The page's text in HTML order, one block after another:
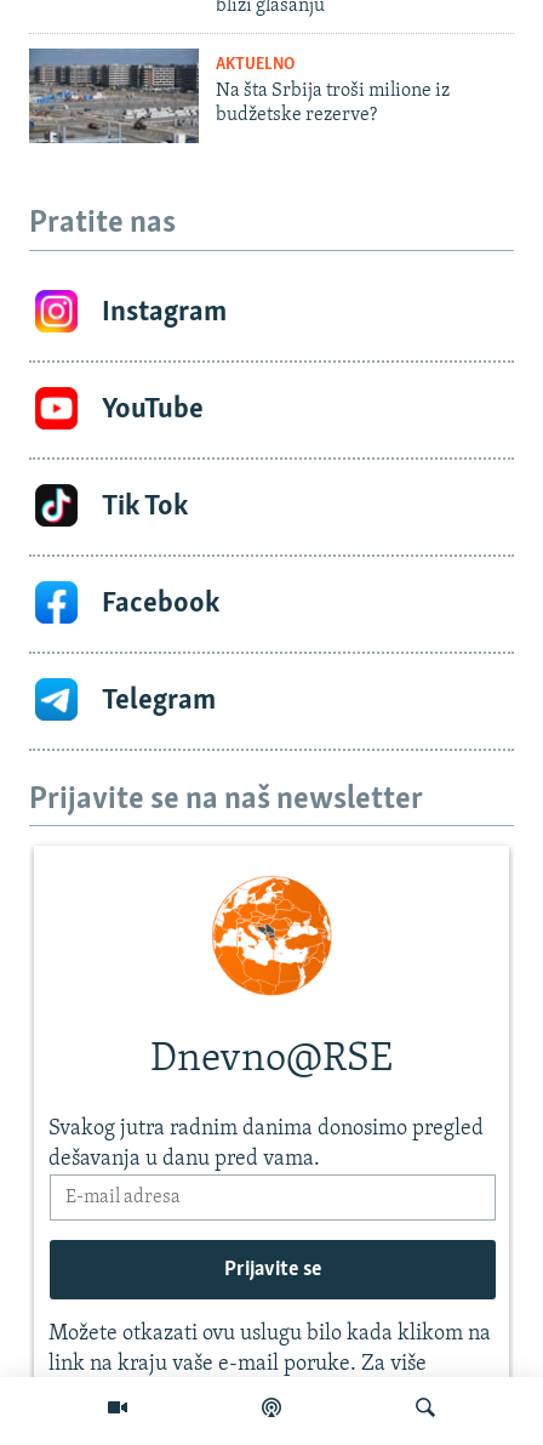
bliži glasanju
AKTUELNO
Na šta Srbija troši milione iz
budžetske rezerve?
Pratite nas
Instagram
YouTube
Tik Tok
Facebook
Telegram
Prijavite se na naš newsletter